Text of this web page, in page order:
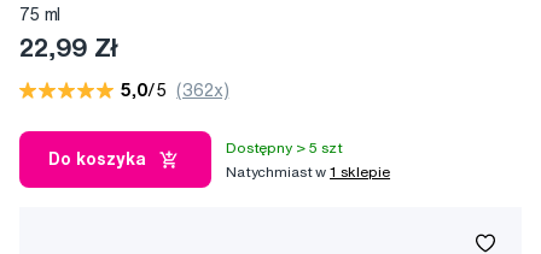
75 ml
22,99 Zł
5,0/5 (362x)
Do koszyka
Dostępny > 5 szt
Natychmiast w1 sklepie